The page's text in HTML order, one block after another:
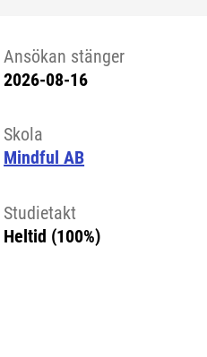
Ansökan stänger
2026-08-16
Skola
Mindful AB
Studietakt
Heltid (100%)